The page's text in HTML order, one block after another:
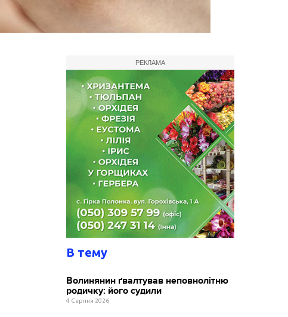
РЕКЛАМА
В тему
Волинянин ґвалтував неповнолітню
родичку: його судили
4 Серпня 2026